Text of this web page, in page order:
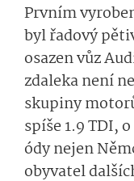
Prvním
byl řadový
osazen vůz
zdaleka není
skupiny
spíše 1.9 TDI,
ódy nejen
obyvatel